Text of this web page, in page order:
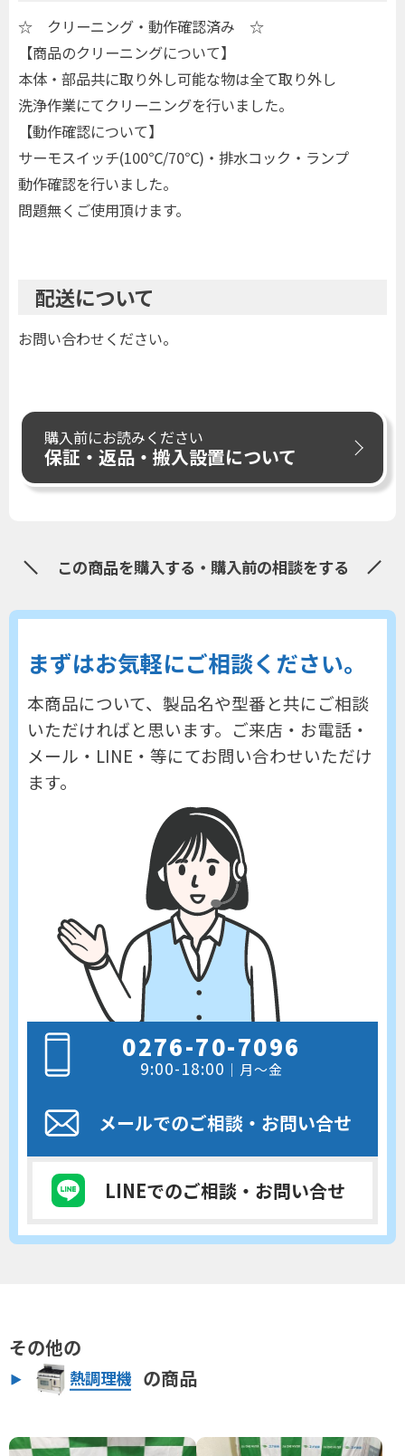
☆ クリーニング・動作確認済み ☆
【商品のクリーニングについて】
本体・部品共に取り外し可能な物は全て取り外し
洗浄作業にてクリーニングを行いました。
【動作確認について】
サーモスイッチ(100℃/70℃)・排水コック・ランプ
動作確認を行いました。
問題無くご使用頂けます。
配送について
お問い合わせください。
購入前にお読みください
保証・返品・搬入設置について
この商品を購入する・購入前の相談をする
まずはお気軽にご相談ください。
本商品について、製品名や型番と共にご相談
いただければと思います。 ご来店・お電話・
メール・LINE・等にてお問い合わせいただけ
ます。
0276-70-7096
9:00-18:00 ｜月～金
メールでのご相談 ・お問い合せ
LINEでのご相談 ・お問い合せ
その他の
熱調理機 の商品